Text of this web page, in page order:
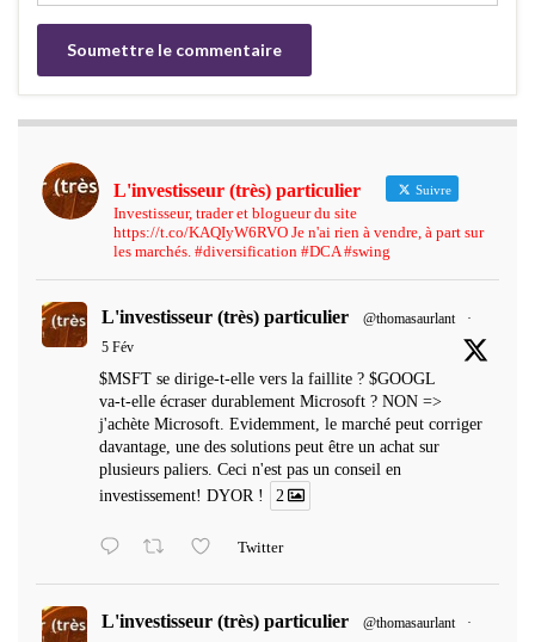
L'investisseur (très) particulier Suivre
Investisseur, trader et blogueur du site
https://t.co/KAQIyW6RVO Je n'ai rien à vendre, à part sur
les marchés. #diversification #DCA #swing
L'investisseur (très) particulier @thomasaurlant
·
5 Fév
$MSFT se dirige-t-elle vers la faillite ? $GOOGL
va-t-elle écraser durablement Microsoft ? NON =>
j'achète Microsoft. Evidemment, le marché peut corriger
davantage, une des solutions peut être un achat sur
plusieurs paliers. Ceci n'est pas un conseil en
investissement! DYOR !
2
Twitter
L'investisseur (très) particulier @thomasaurlant
·